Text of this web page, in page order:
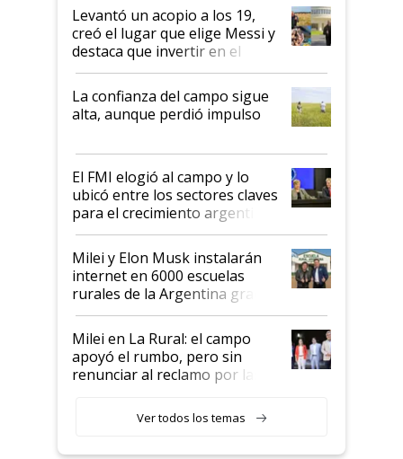
Levantó un acopio a los 19,
creó el lugar que elige Messi y
destaca que invertir en el
kirchnerismo era como "darle
plata a un hijo para droga":
Juan Félix Rossetti, el libertario
que de una dura crisis salió
de Milei
La confianza del campo sigue
alta, aunque perdió impulso
El FMI elogió al campo y lo
ubicó entre los sectores claves
para el crecimiento argentino
Milei y Elon Musk instalarán
internet en 6000 escuelas
rurales de la Argentina gracias
a un acuerdo con Starlink
Milei en La Rural: el campo
apoyó el rumbo, pero sin
renunciar al reclamo por las
Ver todos los temas